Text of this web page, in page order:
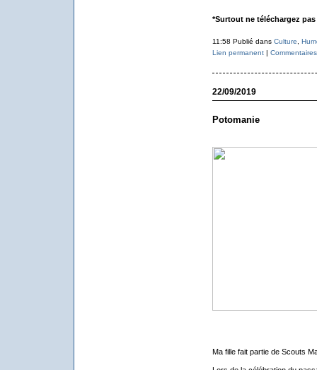
*Surtout ne téléchargez
11:58 Publié dans Culture
Lien permanent|
22/09/2019
Potomanie
Ma fille fait partie de Scouts